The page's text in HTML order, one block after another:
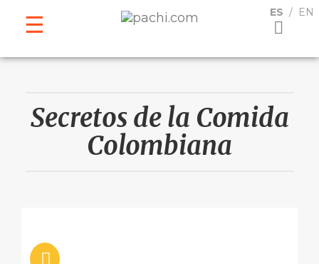
ES EN
ENGLISH
Secretos de la Comida
Colombiana